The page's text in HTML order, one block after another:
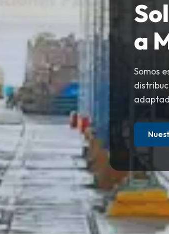
a
Somos